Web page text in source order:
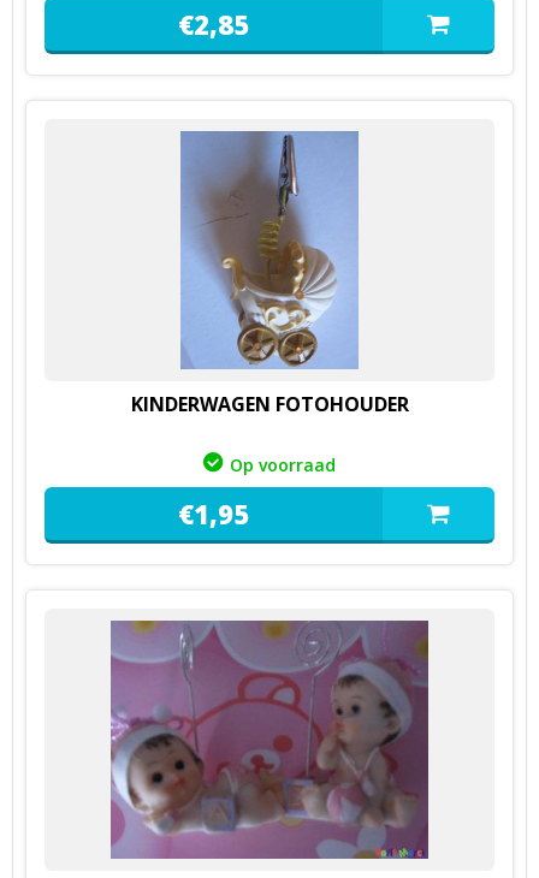
€2,85
KINDERWAGEN FOTOHOUDER
Op voorraad
€1,95